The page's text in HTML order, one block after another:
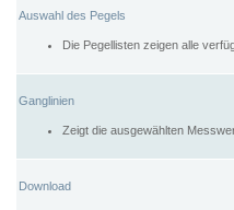
Auswahl des Pegels
Die Pegellisten zeigen alle
Ganglinien
Zeigt die ausgewählten
Download